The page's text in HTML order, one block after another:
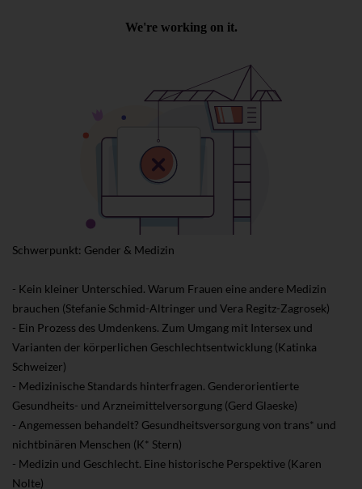
Schwerpunkt: Gender & Medizin
- Kein kleiner Unterschied. Warum Frauen eine andere Medizin
brauchen (Stefanie Schmid-Altringer und Vera Regitz-Zagrosek)
- Ein Prozess des Umdenkens. Zum Umgang mit Intersex und
Varianten der körperlichen Geschlechtsentwicklung (Katinka
Schweizer)
- Medizinische Standards hinterfragen. Genderorientierte
Gesundheits- und Arzneimittelversorgung (Gerd Glaeske)
- Angemessen behandelt? Gesundheitsversorgung von trans* und
nichtbinären Menschen (K* Stern)
- Medizin und Geschlecht. Eine historische Perspektive (Karen
Nolte)